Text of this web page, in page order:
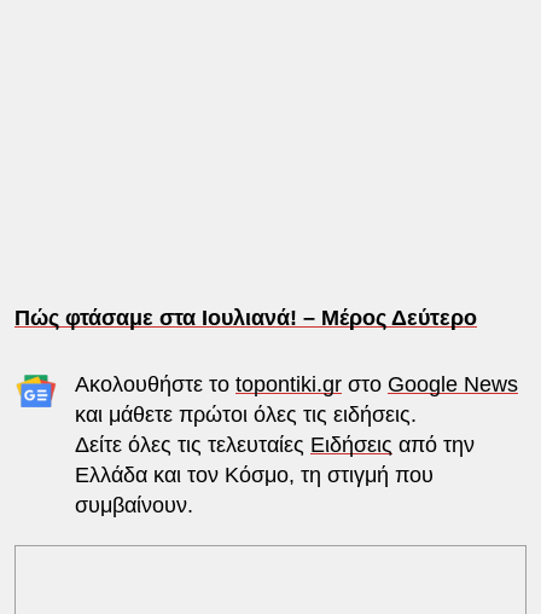
Πώς φτάσαμε στα Ιουλιανά! – Μέρος Δεύτερο
Ακολουθήστε το topontiki.grστο Google News
και μάθετε πρώτοι όλες τις ειδήσεις.
Δείτε όλες τις τελευταίες Ειδήσεις από την
Ελλάδα και τον Κόσμο, τη στιγμή που
συμβαίνουν.